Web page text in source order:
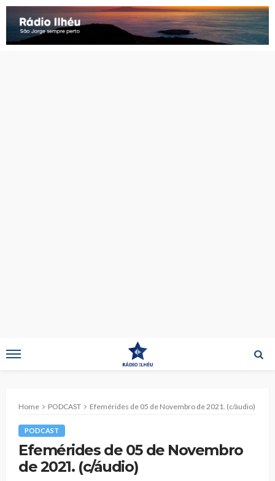
Home PODCAST Efemérides de 05 de Novembro de 2021. (c/áudio)
PODCAST
Efemérides de 05 de Novembro
de 2021. (c/áudio)